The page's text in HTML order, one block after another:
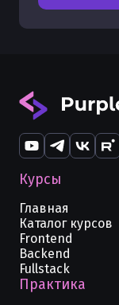
Курсы
Главная
Каталог курсов
Frontend
Backend
Fullstack
Практика